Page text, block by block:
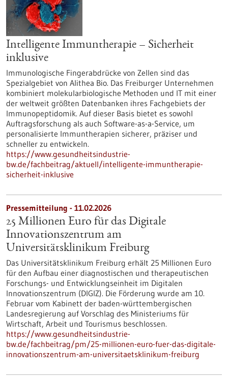
Intelligente Immuntherapie – Sicherheit
inklusive
Immunologische Fingerabdrücke von Zellen sind das
Spezialgebiet von Alithea Bio. Das Freiburger Unternehmen
kombiniert molekularbiologische Methoden und IT mit einer
der weltweit größten Datenbanken ihres Fachgebiets der
Immunopeptidomik. Auf dieser Basis bietet es sowohl
Auftragsforschung als auch Software-as-a-Service, um
personalisierte Immuntherapien sicherer, präziser und
schneller zu entwickeln.
https://www.gesundheitsindustrie-
bw.de/fachbeitrag/aktuell/intelligente-immuntherapie-
sicherheit-inklusive
Pressemitteilung - 11.02.2026
25 Millionen Euro für das Digitale
Innovationszentrum am
Universitätsklinikum Freiburg
Das Universitätsklinikum Freiburg erhält 25 Millionen Euro
für den Aufbau einer diagnostischen und therapeutischen
Forschungs- und Entwicklungseinheit im Digitalen
Innovationszentrum (DIGIZ). Die Förderung wurde am 10.
Februar vom Kabinett der baden-württembergischen
Landesregierung auf Vorschlag des Ministeriums für
Wirtschaft, Arbeit und Tourismus beschlossen.
https://www.gesundheitsindustrie-
bw.de/fachbeitrag/pm/25-millionen-euro-fuer-das-digitale-
innovationszentrum-am-universitaetsklinikum-freiburg